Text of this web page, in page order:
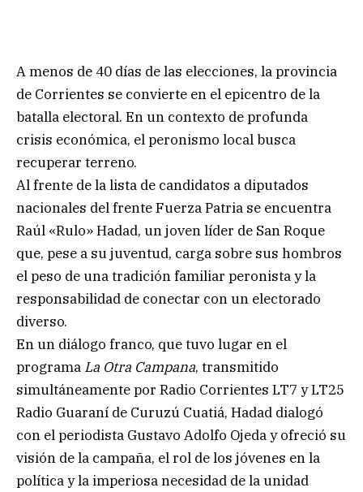
A menos de 40 días de las elecciones, la provincia
de Corrientes se convierte en el epicentro de la
batalla electoral. En un contexto de profunda
crisis económica, el peronismo local busca
recuperar terreno.
Al frente de la lista de candidatos a diputados
nacionales del frente Fuerza Patria se encuentra
Raúl «Rulo» Hadad, un joven líder de San Roque
que, pese a su juventud, carga sobre sus hombros
el peso de una tradición familiar peronista y la
responsabilidad de conectar con un electorado
diverso.
En un diálogo franco, que tuvo lugar en el
programa La Otra Campana, transmitido
simultáneamente por Radio Corrientes LT7 y LT25
Radio Guaraní de Curuzú Cuatiá, Hadad dialogó
con el periodista Gustavo Adolfo Ojeda y ofreció su
visión de la campaña, el rol de los jóvenes en la
política y la imperiosa necesidad de la unidad